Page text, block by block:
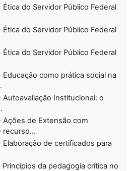
Ética do Servidor Público Federal
Ética do Servidor Público Federal
Ética do Servidor Público Federal
Educação como prática social na
Autoavaliação Institucional: o
Ações de Extensão com
recurso...
Elaboração de certificados para
Princípios da pedagogia crítica no